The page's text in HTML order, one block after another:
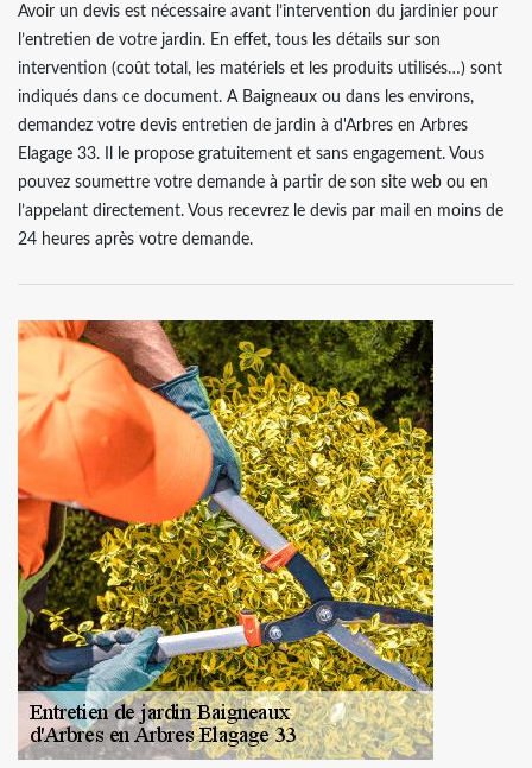
Avoir un devis est nécessaire avant l’intervention du jardinier pour
l’entretien de votre jardin. En effet, tous les détails sur son
intervention (coût total, les matériels et les produits utilisés…) sont
indiqués dans ce document. A Baigneaux ou dans les environs,
demandez votre devis entretien de jardin à d'Arbres en Arbres
Elagage 33. Il le propose gratuitement et sans engagement. Vous
pouvez soumettre votre demande à partir de son site web ou en
l’appelant directement. Vous recevrez le devis par mail en moins de
24 heures après votre demande.